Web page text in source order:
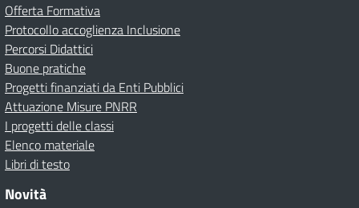
Offerta Formativa
Protocollo accoglienza Inclusione
Percorsi Didattici
Buone pratiche
Progetti finanziati da Enti Pubblici
Attuazione Misure PNRR
I progetti delle classi
Elenco materiale
Libri di testo
Novità